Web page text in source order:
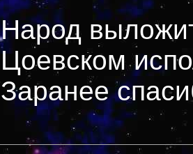
Народ
Цоевском
Заранее